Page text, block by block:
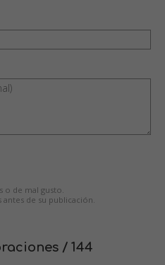
o de mal gusto.
de su publicación.
/ 144